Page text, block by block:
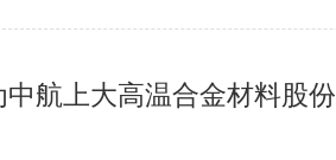
航上大高温合金材料股